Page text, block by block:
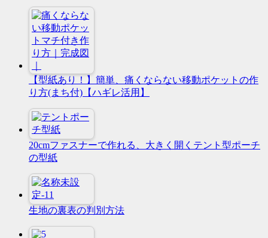
【型紙あり！】簡単、痛くならない移動ポケットの作
り方(まち付)【ハギレ活用】
20cmファスナーで作れる、大きく開くテント型ポーチ
の型紙
生地の裏表の判別方法